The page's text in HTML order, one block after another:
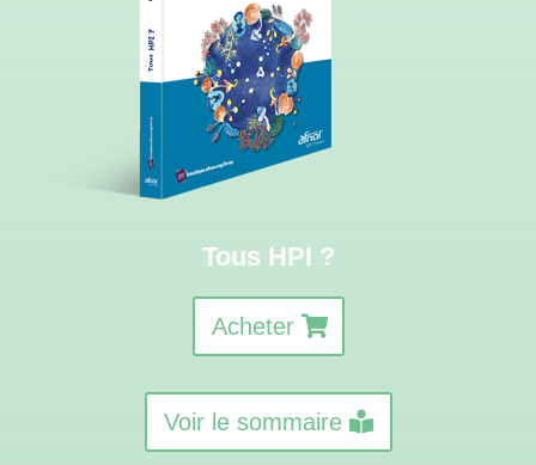
Tous HPI ?
Acheter
Voir le sommaire